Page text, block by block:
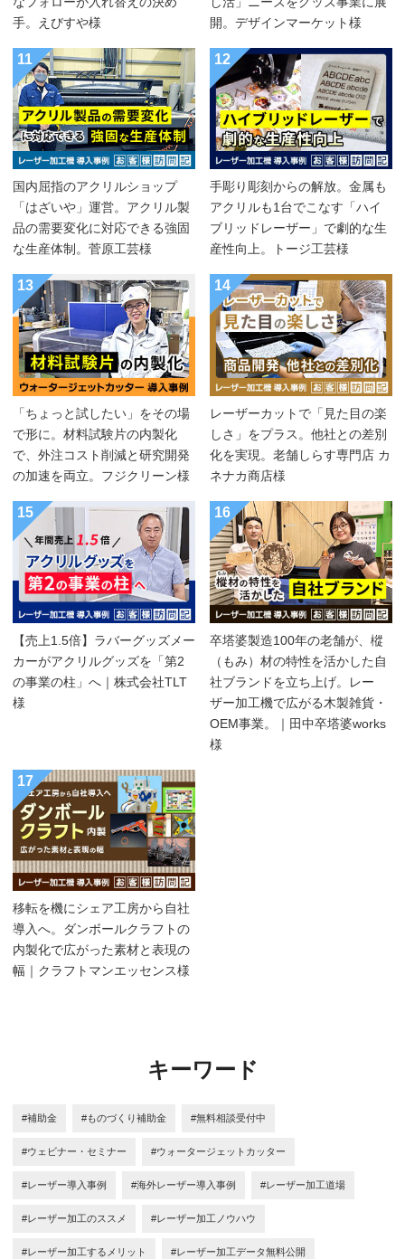
手。えびすや様
開。デザインマーケット様
11
国内屈指のアクリルショップ
「はざいや」運営。アクリル製
品の需要変化に対応できる強固
な生産体制。菅原工芸様
12
手彫り彫刻からの解放。金属も
アクリルも1台でこなす「ハイ
ブリッドレーザー」で劇的な生
産性向上。トージ工芸様
13
「ちょっと試したい」をその場
で形に。材料試験片の内製化
で、外注コスト削減と研究開発
の加速を両立。フジクリーン様
14
レーザーカットで「見た目の楽
しさ」をプラス。他社との差別
化を実現。老舗しらす専門店 カ
ネナカ商店様
15
【売上1.5倍】ラバーグッズメー
カーがアクリルグッズを「第2
の事業の柱」へ｜株式会社TLT
様
16
卒塔婆製造100年の老舗が、樅
（もみ）材の特性を活かした自
社ブランドを立ち上げ。レー
ザー加工機で広がる木製雑貨・
OEM事業。｜田中卒塔婆works
様
17
移転を機にシェア工房から自社
導入へ。ダンボールクラフトの
内製化で広がった素材と表現の
幅｜クラフトマンエッセンス様
キーワード
#補助金 #ものづくり補助金 #無料相談受付中
#ウェビナー・セミナー #ウォータージェットカッター
#レーザー導入事例 #海外レーザー導入事例 #レーザー加工道場
#レーザー加工のススメ #レーザー加工ノウハウ
#レーザー加工するメリット #レーザー加工データ無料公開